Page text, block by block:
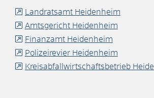
Landratsamt Heidenheim
Amtsgericht Heidenheim
Finanzamt Heidenheim
Polizeirevier Heidenheim
Kreisabfallwirtschaftsbetrieb